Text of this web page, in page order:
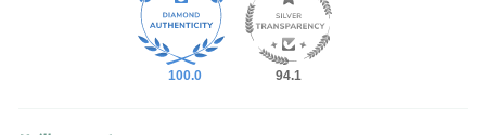
100.0 94.1